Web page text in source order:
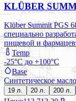
KLÜBER
Klüber Summit PGS
специально
пищевой и
Temp
-25°C до +100°C
Base
Синтетическое масло
19 л. 20 л. 200 л.